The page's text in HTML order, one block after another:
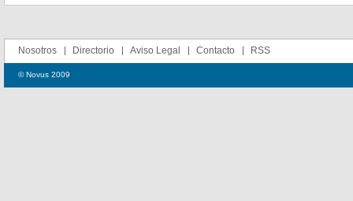
Nosotros Directorio Aviso Legal Contacto RSS
© Novus 2009